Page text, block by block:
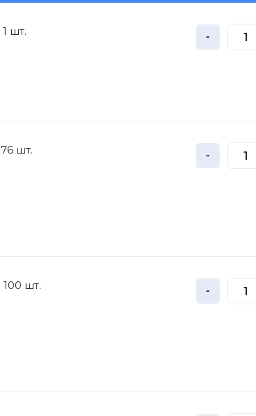
1 шт. -
76 шт. -
100 шт. -